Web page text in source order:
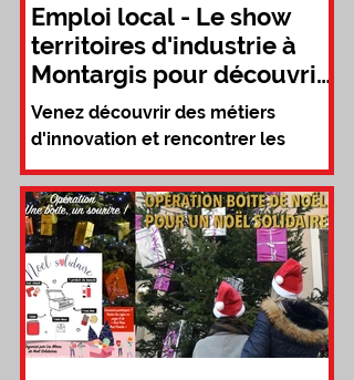
Emploi local - Le show
territoires d'industrie à
Montargis pour découvrir
des métiers d'innovation
Venez découvrir des métiers
d'innovation et rencontrer les
entreprises locales les 29 et 30
mars 2023 de 9H00 à 18H00 à la
salle des...